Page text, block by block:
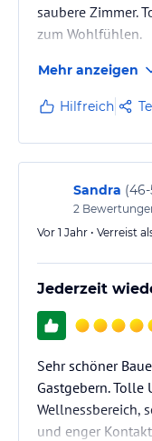
saubere Zimmer.
zum Wohlfühlen.
Mehr anzeigen
Hilfreich
Sandra (
2
Vor 1 Jahr • Verreist
Jederzeit
Sehr schöner
Gastgebern.
Wellnessbereich,
und enger